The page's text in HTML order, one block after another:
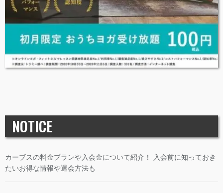
NOTICE
カーブスの料金プランや入会金について紹介！ 入会前に知っておき
たいお得な情報や退会方法も